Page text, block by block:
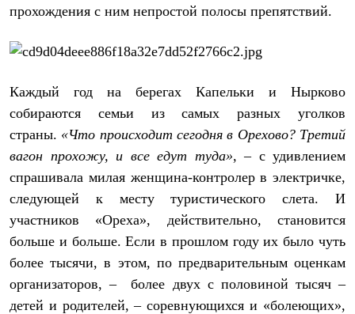
Жилеты
Куртки
Куртки
Софтшелл одежда
Брюки
Лёгкая одежда
Футболки
Толстовки
Термобелье
Теплое термобелье
Среднее термобелье
Флисовая одежда
Куртки
прохождения с ним непростой полосы препятствий.
Каждый год на берегах Капельки и Нырково
собираются семьи из самых разных уголков
страны. «Что происходит сегодня в Орехово? Третий
вагон прохожу, и все едут туда», – с удивлением
спрашивала милая женщина-контролер в электричке,
следующей к месту туристического слета. И
участников «Ореха», действительно, становится
больше и больше. Если в прошлом году их было чуть
более тысячи, в этом, по предварительным оценкам
организаторов, – более двух с половиной тысяч –
детей и родителей, – соревнующихся и «болеющих»,